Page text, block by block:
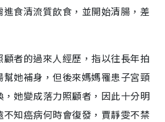
食清流質飲食，並開始清腸，差
者的過來人經歷，指以往長年拍
她補身，但後來媽媽罹患子宮頸
她變成落力照顧者，因此十分明
知癌病何時會復發，賈靜雯不禁